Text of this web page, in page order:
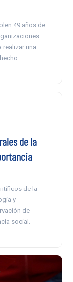
49 años de
realizar una
de la
de la
y
de
social.